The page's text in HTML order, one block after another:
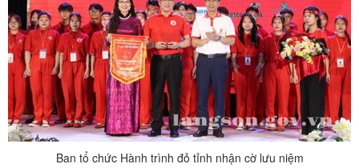
Ban tổ chức Hành trình đỏ tỉnh nhận cờ lưu niệm